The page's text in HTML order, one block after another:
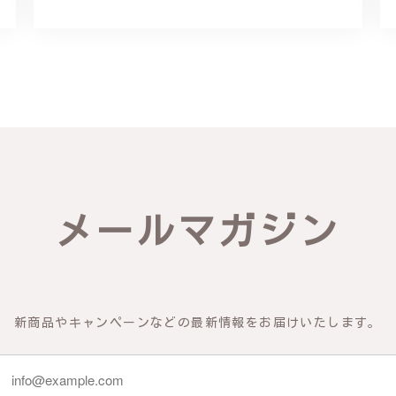
着した商品を確認したところ、写真で得られるイメージを上回った
た、機会があれば利用したいです。
メールマガジン
新商品やキャンペーンなどの最新情報をお届けいたします。